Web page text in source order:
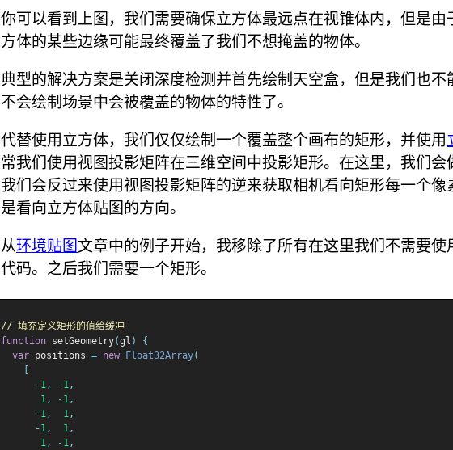
你可以看到上图，我们需要确保立方体最远点在视锥体内，但是由
方体的某些边缘可能最终覆盖了我们不想掩盖的物体。
典型的解决方案是关闭深度检测并首先绘制天空盒，但是我们也不
不会绘制场景中会被覆盖的物体的特性了。
代替使用立方体，我们仅仅绘制一个覆盖整个画布的矩形，并使用
常我们使用视图投影矩阵在三维空间中投影矩形。在这里，我们会
我们会反过来使用视图投影矩阵的逆来获取相机看向矩形每一个像
是看向立方体贴图的方向。
从环境贴图文章中的例子开始，我移除了所有在这里我们不需要使
代码。之后我们需要一个矩形。
// 填充定义矩形的值给缓冲
function setGeometry(gl )
{
var positions = new Float32Array(
[
-1 , -1 ,
1 , -1 ,
-1 , 1 ,
-1 , 1 ,
1 , -1 ,